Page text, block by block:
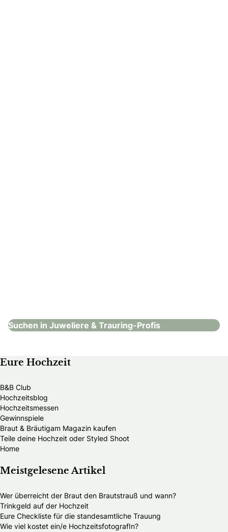
Suchen in Juweliere & Trauring-Profis
Eure Hochzeit
B&B Club
Hochzeitsblog
Hochzeitsmessen
Gewinnspiele
Braut & Bräutigam Magazin kaufen
Teile deine Hochzeit oder Styled Shoot
Home
Meistgelesene Artikel
Wer überreicht der Braut den Brautstrauß und wann?
Trinkgeld auf der Hochzeit
Eure Checkliste für die standesamtliche Trauung
Wie viel kostet ein/e HochzeitsfotografIn?